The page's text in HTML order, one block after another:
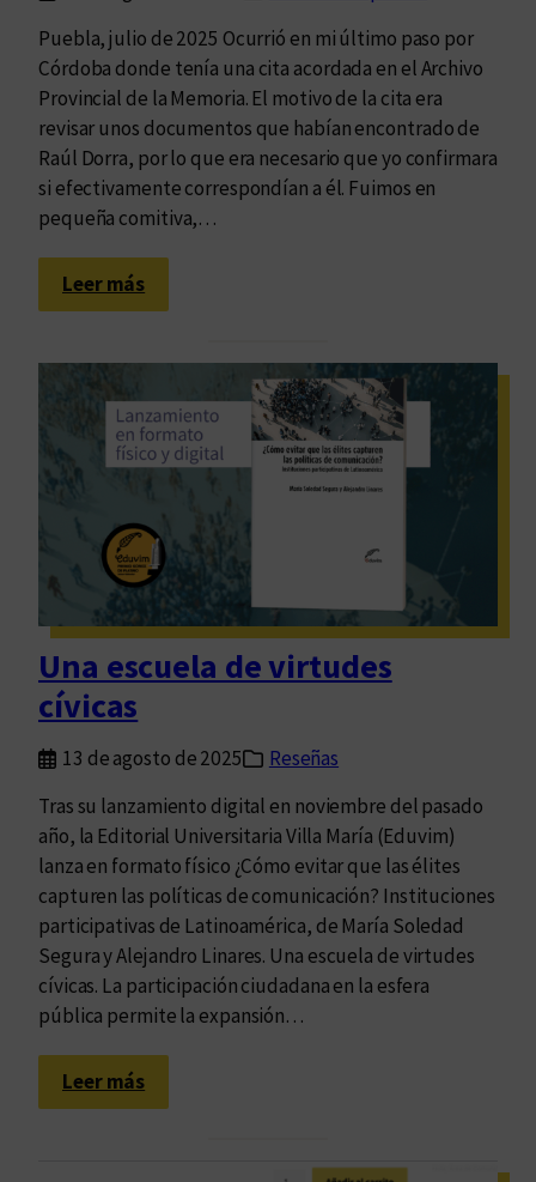
n
d
o
…
d
a
s
d
e
D
o
a
u
l
e
d
o
n
e
x
a
s
i
ó
n
Puebla, julio de 2025 Ocurrió en mi último paso por
Córdoba donde tenía una cita acordada en el Archivo
Provincial de la Memoria. El motivo de la cita era
revisar unos documentos que habían encontrado de
Raúl Dorra, por lo que era necesario que yo confirmara
si efectivamente correspondían a él. Fuimos en
pequeña comitiva,…
Leer más:
F
t
o
d
e
r
c
h
v
o
Una escuela de virtudes
cívicas
13 de agosto de 2025
Reseñas
Tras su lanzamiento digital en noviembre del pasado
año, la Editorial Universitaria Villa María (Eduvim)
lanza en formato físico ¿Cómo evitar que las élites
capturen las políticas de comunicación? Instituciones
participativas de Latinoamérica, de María Soledad
Segura y Alejandro Linares. Una escuela de virtudes
cívicas. La participación ciudadana en la esfera
pública permite la expansión…
Leer más:
U